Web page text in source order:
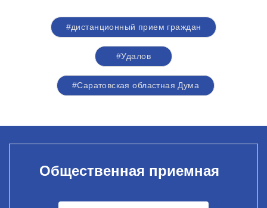
#дистанционный прием граждан
#Удалов
#Саратовская областная Дума
Общественная приемная